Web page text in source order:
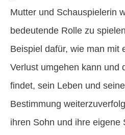
Mutter und Schauspielerin
bedeutende Rolle zu
Beispiel dafür, wie man mit
Verlust umgehen kann und
findet, sein Leben und
Bestimmung
ihren Sohn und ihre eigene